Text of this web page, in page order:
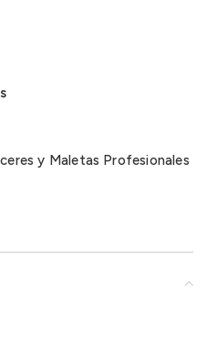
y Maletas Profesionales